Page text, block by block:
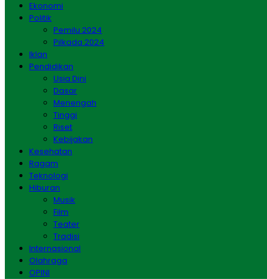
Ekonomi
Politik
Pemilu 2024
Pilkada 2024
Iklan
Pendidikan
Usia Dini
Dasar
Menengah
Tinggi
Riset
Kebijakan
Kesehatan
Ragam
Teknologi
Hiburan
Musik
Film
Teater
Tradisi
Internasional
Olahraga
OPINI